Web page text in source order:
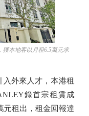
本地客以月租6.5萬元承
外來人才，本港租
錄首宗租賃成
元租出，租金回報達